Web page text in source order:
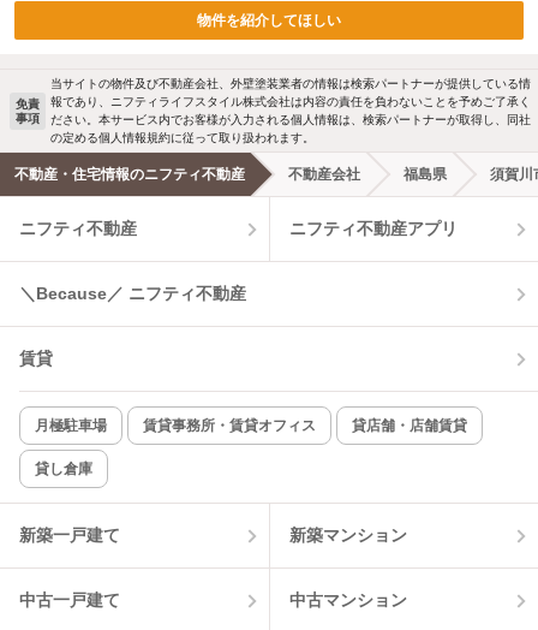
物件を紹介してほしい
免責
事項
当サイトの物件及び不動産会社、外壁塗装業者の情報は検索パートナーが提供している情
報であり、ニフティライフスタイル株式会社は内容の責任を負わないことを予めご了承く
ださい。本サービス内でお客様が入力される個人情報は、検索パートナーが取得し、同社
の定める個人情報規約に従って取り扱われます。
不動産・住宅情報のニフティ不動産 不動産会社 福島県 須賀川
ニフティ不動産 ニフティ不動産アプリ
＼Because／ ニフティ不動産
賃貸
月極駐車場 賃貸事務所・賃貸オフィス 貸店舗・店舗賃貸
貸し倉庫
新築一戸建て 新築マンション
中古一戸建て 中古マンション